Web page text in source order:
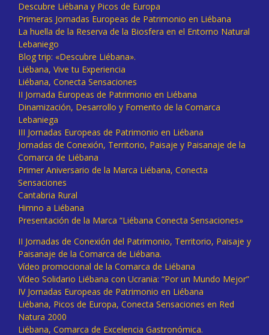
Descubre Liébana y Picos de Europa
Primeras Jornadas Europeas de Patrimonio en Liébana
La huella de la Reserva de la Biosfera en el Entorno Natural
Lebaniego
Blog trip: «Descubre Liébana».
Liébana, Vive tu Experiencia
Liébana, Conecta Sensaciones
II Jornada Europeas de Patrimonio en Liébana
Dinamización, Desarrollo y Fomento de la Comarca
Lebaniega
III Jornadas Europeas de Patrimonio en Liébana
Jornadas de Conexión, Territorio, Paisaje y Paisanaje de la
Comarca de Liébana
Primer Aniversario de la Marca Liébana, Conecta
Sensaciones
Cantabria Rural
Himno a Liébana
Presentación de la Marca “Liébana Conecta Sensaciones»
II Jornadas de Conexión del Patrimonio, Territorio, Paisaje y
Paisanaje de la Comarca de Liébana.
Vídeo promocional de la Comarca de Liébana
Vídeo Solidario Liébana con Ucrania: “Por un Mundo Mejor”
IV Jornadas Europeas de Patrimonio en Liébana
Liébana, Picos de Europa, Conecta Sensaciones en Red
Natura 2000
Liébana, Comarca de Excelencia Gastronómica.